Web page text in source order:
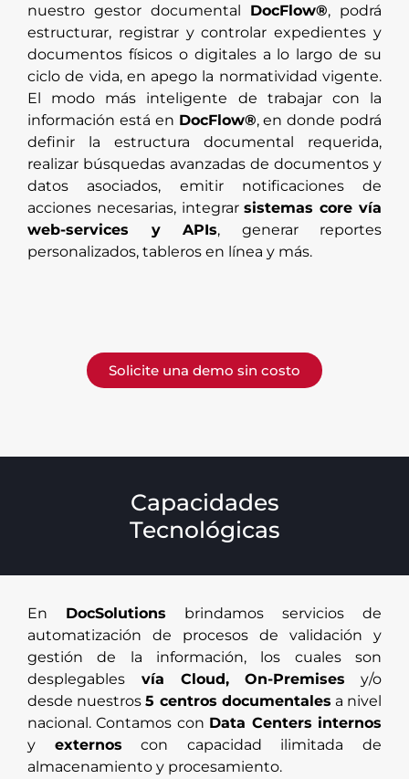
nuestro gestor documental DocFlow®, podrá
estructurar, registrar y controlar expedientes y
documentos físicos o digitales a lo largo de su
ciclo de vida, en apego la normatividad vigente.
El modo más inteligente de trabajar con la
información está en DocFlow®, en donde podrá
definir la estructura documental requerida,
realizar búsquedas avanzadas de documentos y
datos asociados, emitir notificaciones de
acciones necesarias, integrarsistemas core vía
web-services y APIs, generar reportes
personalizados, tableros en línea y más.
Solicite una demo sin costo
Capacidades
Tecnológicas
En DocSolutions brindamos servicios de
automatización de procesos de validación y
gestión de la información, los cuales son
desplegables vía Cloud, On-Premises y/o
desde nuestros5 centros documentales a nivel
nacional. Contamos con Data Centers internos
y externos con capacidad ilimitada de
almacenamiento y procesamiento.